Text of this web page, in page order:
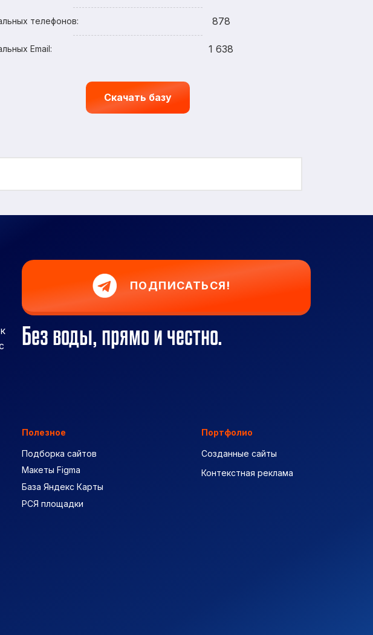
телефонов: 878
Email: 1 638
Скачать базу
ПОДПИСАТЬСЯ!
Без воды, прямо и честно.
Полезное
Подборка сайтов
Макеты Figma
База Яндекс Карты
РСЯ площадки
Портфолио
Созданные сайты
Контекстная реклама